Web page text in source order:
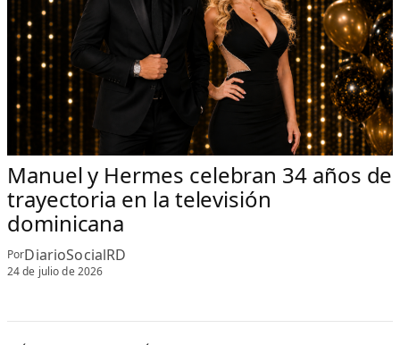
Manuel y Hermes celebran 34 años de
trayectoria en la televisión
dominicana
PorDiarioSocialRD
24 de julio de 2026